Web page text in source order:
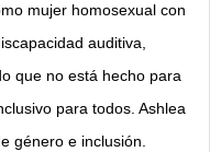
mujer homosexual con
auditiva,
que no está hecho para
para todos. Ashlea
género e inclusión.